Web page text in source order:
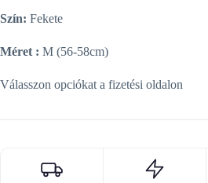
Szín: Fekete
Méret : M (56-58cm)
Válasszon opciókat a fizetési oldalon